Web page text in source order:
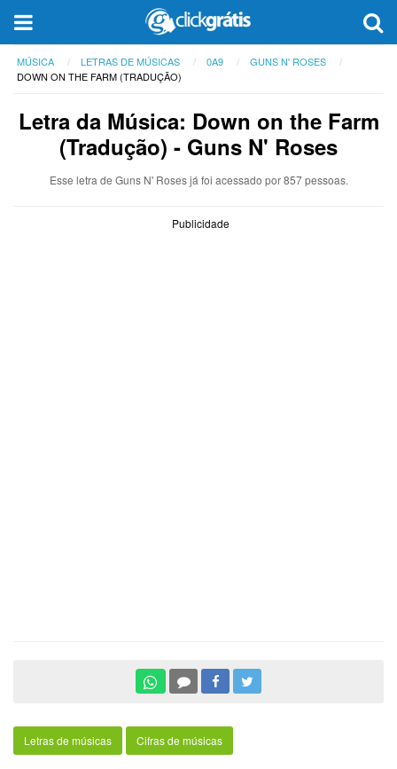
MÚSICA LETRAS DE MÚSICAS 0A9
GUNS N' ROSES
DOWN ON THE FARM (TRADUÇÃO)
Letra da Música: Down on the Farm
(Tradução) - Guns N' Roses
Esse letra de Guns N' Roses já foi acessado por 857 pessoas.
Publicidade
Letras de músicas Cifras de músicas